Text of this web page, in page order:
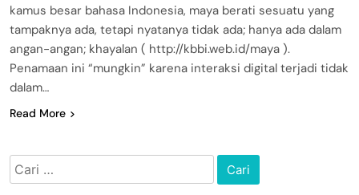
kamus besar bahasa Indonesia, maya berati sesuatu yang
tampaknya ada, tetapi nyatanya tidak ada; hanya ada dalam
angan-angan; khayalan ( http://kbbi.web.id/maya ).
Penamaan ini “mungkin” karena interaksi digital terjadi tidak
dalam…
Read More
Cari
untuk: